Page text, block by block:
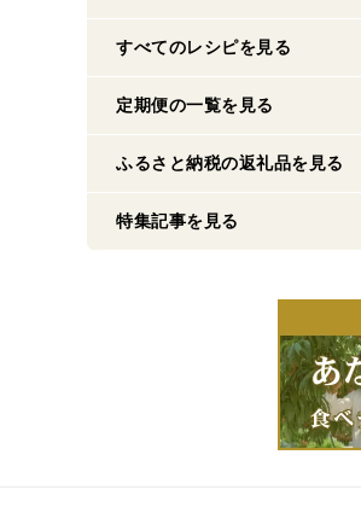
すべてのレシピを見る
定期便の一覧を見る
ふるさと納税の返礼品を見る
特集記事を見る